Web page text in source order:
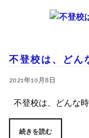
不登校は、どん
2021年10月8日
不登校は、どんな
続きを読む